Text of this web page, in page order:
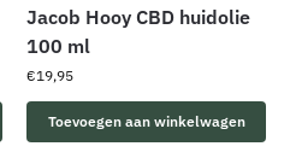
Jacob Hooy CBD huidolie
100 ml
€19,95
Toevoegen aan winkelwagen